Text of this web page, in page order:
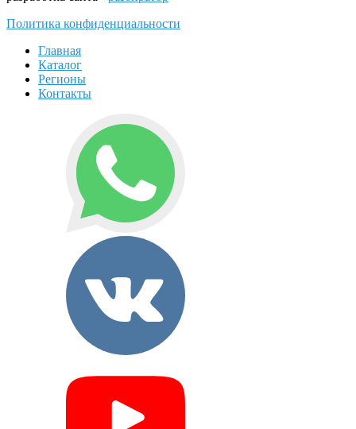
Политика конфиденциальности
Главная
Каталог
Регионы
Контакты